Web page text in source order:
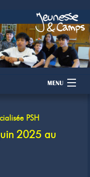
MENU
PSH
2025 au